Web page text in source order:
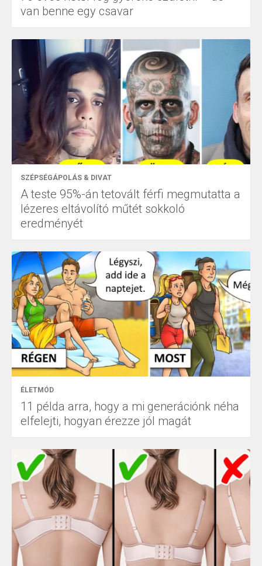
van benne egy csavar
SZÉPSÉGÁPOLÁS & DIVAT
A teste 95%-án tetovált férfi megmutatta a
lézeres eltávolító műtét sokkoló
eredményét
ÉLETMÓD
11 példa arra, hogy a mi generációnk néha
elfelejti, hogyan érezze jól magát